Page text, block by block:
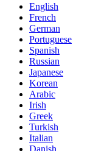
English
French
German
Portuguese
Spanish
Russian
Japanese
Korean
Arabic
Irish
Greek
Turkish
Italian
Danish